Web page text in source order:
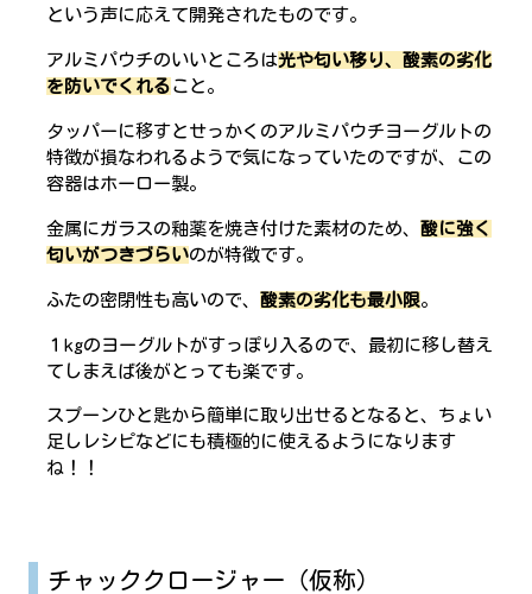
という声に応えて開発されたものです。
アルミパウチのいいところは光や匂い移り、酸素の劣化
を防いでくれる こと。
タッパーに移すとせっかくのアルミパウチヨーグルトの
特徴が損なわれるようで気になっていたのですが、この
容器はホーロー製。
金属にガラスの釉薬を焼き付けた素材のため、 酸に強く
匂いがつきづらいのが特徴です。
ふたの密閉性も高いので、酸素の劣化も最小限。
１kgのヨーグルトがすっぽり入るので、最初に移し替え
てしまえば後がとっても楽です。
スプーンひと匙から簡単に取り出せるとなると、ちょい
足しレシピなどにも積極的に使えるようになります
ね！！
チャッククロージャー（仮称）